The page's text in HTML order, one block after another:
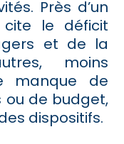
Près d’un
cite le déficit
et de la
moins
manque de
ou de budget,
dispositifs.